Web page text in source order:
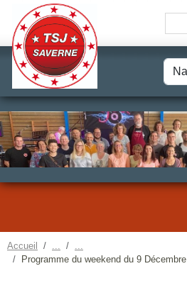
Accueil
Programme du weekend du 9 Décembre
Panneau de gestion des cookies